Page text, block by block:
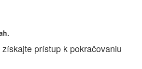
získajte prístup k pokračovaniu